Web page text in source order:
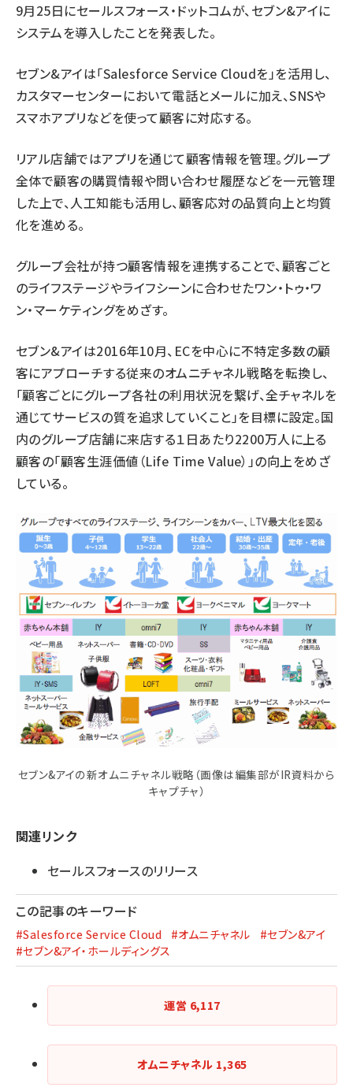
9月25日にセールスフォース・ドットコムが、セブン&アイに
システムを導入したことを発表した。
セブン&アイは「Salesforce Service Cloudを」を活用し、
カスタマーセンターにおいて電話とメールに加え、SNSや
スマホアプリなどを使って顧客に対応する。
リアル店舗ではアプリを通じて顧客情報を管理。グループ
全体で顧客の購買情報や問い合わせ履歴などを一元管理
した上で、人工知能も活用し、顧客応対の品質向上と均質
化を進める。
グループ会社が持つ顧客情報を連携することで、顧客ごと
のライフステージやライフシーンに合わせたワン・トゥ・ワ
ン・マーケティングをめざす。
セブン&アイは2016年10月、ECを中心に不特定多数の顧
客にアプローチする従来のオムニチャネル戦略を転換し、
「顧客ごとにグループ各社の利用状況を繋げ、全チャネルを
通じてサービスの質を追求していくこと」を目標に設定。国
内のグループ店舗に来店する１日あたり2200万人に上る
顧客の「顧客生涯価値（Life Time Value）」の向上をめざ
している。
セブン&アイの新オムニチャネル戦略（画像は編集部がIR資料から
キャプチャ）
関連リンク
セールスフォースのリリース
この記事のキーワード
#Salesforce Service Cloud #オムニチャネル
#セブン&アイ
#セブン&アイ・ホールディングス
運営 6,117
オムニチャネル 1,365